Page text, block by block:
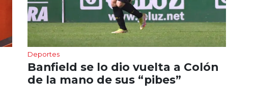
Deportes
Banfield se lo dio vuelta a Colón
de la mano de sus “pibes”